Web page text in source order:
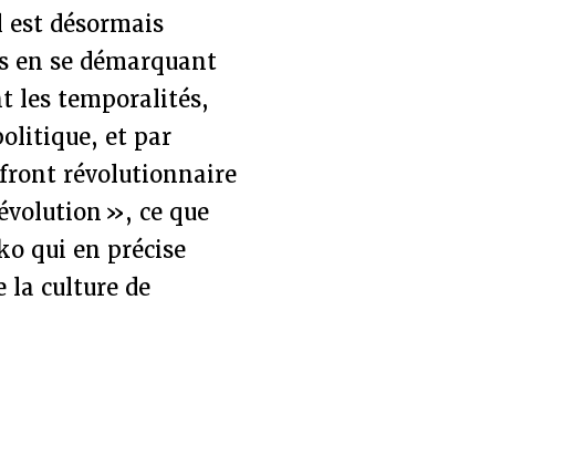
désormais
en se démarquant
les temporalités,
et par
révolutionnaire
», ce que
qui en précise
la culture de